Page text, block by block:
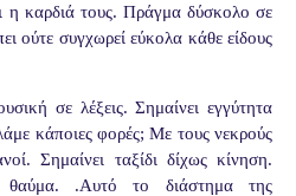
η καρδιά τους. Πράγμα δύσκολο σε
ούτε συγχωρεί εύκολα κάθε είδους
σε λέξεις. Σημαίνει εγγύτητα
κάποιες φορές; Με τους νεκρούς
Σημαίνει ταξίδι δίχως κίνηση.
θαύμα. .Αυτό το διάστημα της